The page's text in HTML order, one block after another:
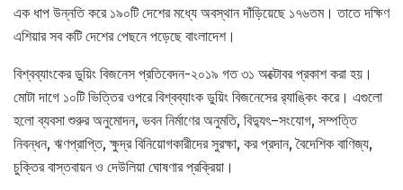
এক ধাপ উন্নতি করে ১৯০টি দেশের মধ্যে অবস্থান দাঁড়িয়েছে ১৭৬তম। তাতে দক্ষিণ
এশিয়ার সব কটি দেশের পেছনে পড়েছে বাংলাদেশ।
বিশ্বব্যাংকের ডুয়িং বিজনেস প্রতিবেদন-২০১৯ গত ৩১ অক্টোবর প্রকাশ করা হয়।
মোটা দাগে ১০টি ভিত্তির ওপরে বিশ্বব্যাংক ডুয়িং বিজনেসের র‍্যাঙ্কিং করে। এগুলো
হলো ব্যবসা শুরুর অনুমোদন, ভবন নির্মাণের অনুমতি, বিদ্যুৎ–সংযোগ, সম্পত্তি
নিবন্ধন, ঋণপ্রাপ্তি, ক্ষুদ্র বিনিয়োগকারীদের সুরক্ষা, কর প্রদান, বৈদেশিক বাণিজ্য,
চুক্তির বাস্তবায়ন ও দেউলিয়া ঘোষণার প্রক্রিয়া।